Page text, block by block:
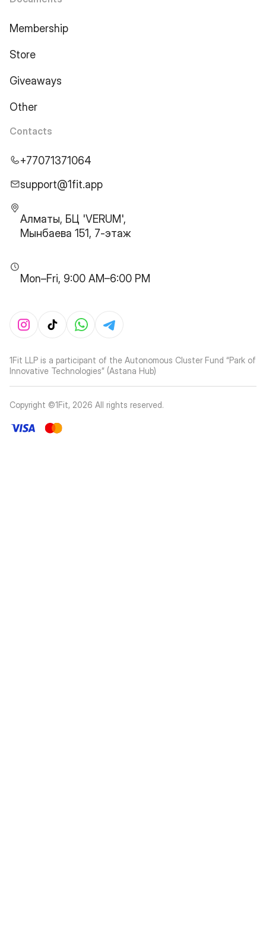
Membership
Store
Giveaways
Other
Contacts
+77071371064
support@1fit.app
Алматы, БЦ 'VERUM',
Мынбаева 151, 7-этаж
Mon–Fri, 9:00 AM–6:00 PM
1Fit LLP is a participant of the Autonomous Cluster Fund “Park of
Innovative Technologies” (Astana Hub)
Copyright ©1Fit, 2026 All rights reserved.